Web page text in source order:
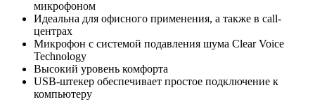
микрофоном
Идеальна для офисного применения, а также в call-
центрах
Микрофон с системой подавления шума Clear Voice
Technology
Высокий уровень комфорта
USB-штекер обеспечивает простое подключение к
компьютеру